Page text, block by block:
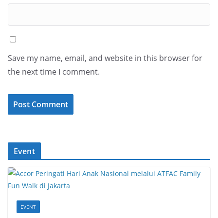
Save my name, email, and website in this browser for
the next time I comment.
Event
EVENT